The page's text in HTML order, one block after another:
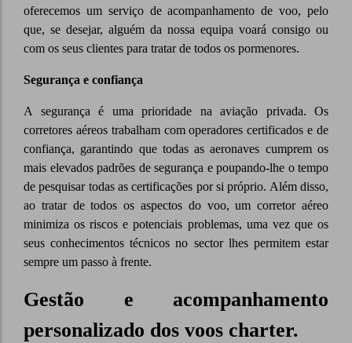
oferecemos um serviço de acompanhamento de voo, pelo
que, se desejar, alguém da nossa equipa voará consigo ou
com os seus clientes para tratar de todos os pormenores.
Segurança e confiança
A segurança é uma prioridade na aviação privada. Os
corretores aéreos trabalham com operadores certificados e de
confiança, garantindo que todas as aeronaves cumprem os
mais elevados padrões de segurança e poupando-lhe o tempo
de pesquisar todas as certificações por si próprio. Além disso,
ao tratar de todos os aspectos do voo, um corretor aéreo
minimiza os riscos e potenciais problemas, uma vez que os
seus conhecimentos técnicos no sector lhes permitem estar
sempre um passo à frente.
Gestão e acompanhamento
personalizado dos voos charter.